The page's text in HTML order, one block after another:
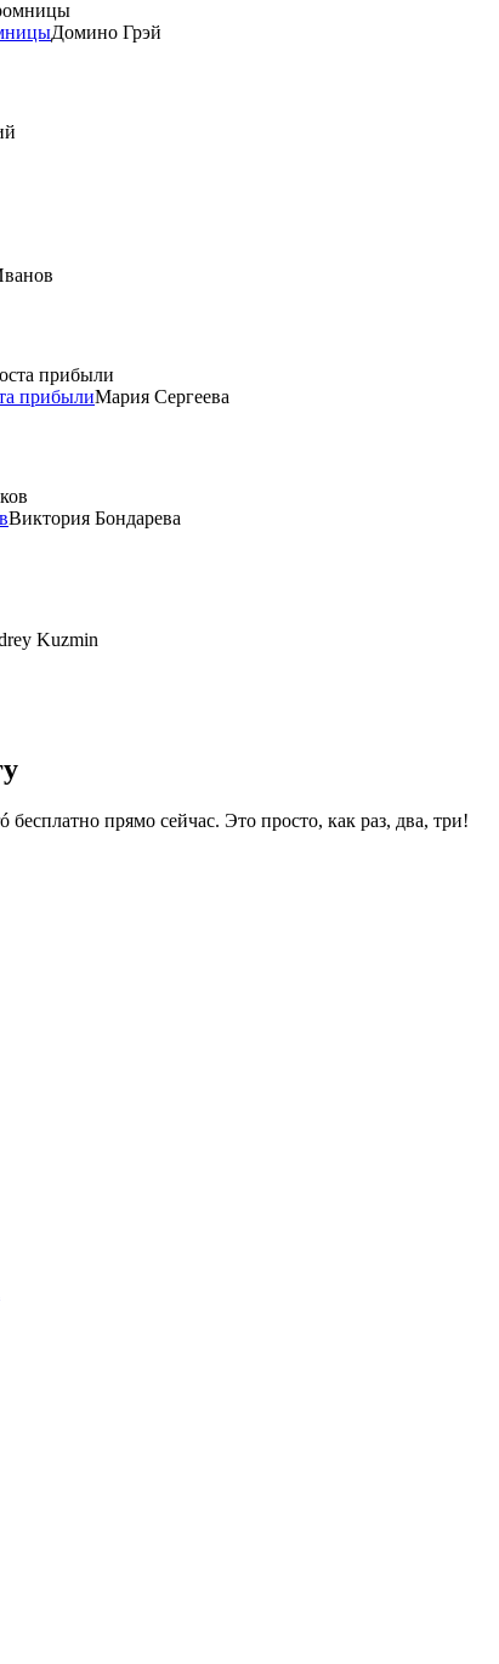
Домино Грэй
прибылиМария Сергеева
Виктория Бондарева
Kuzmin
прямо сейчас. Это просто, как раз, два, три!